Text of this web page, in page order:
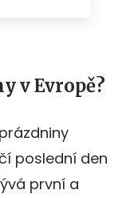
v Evropě?
poslední den
první a